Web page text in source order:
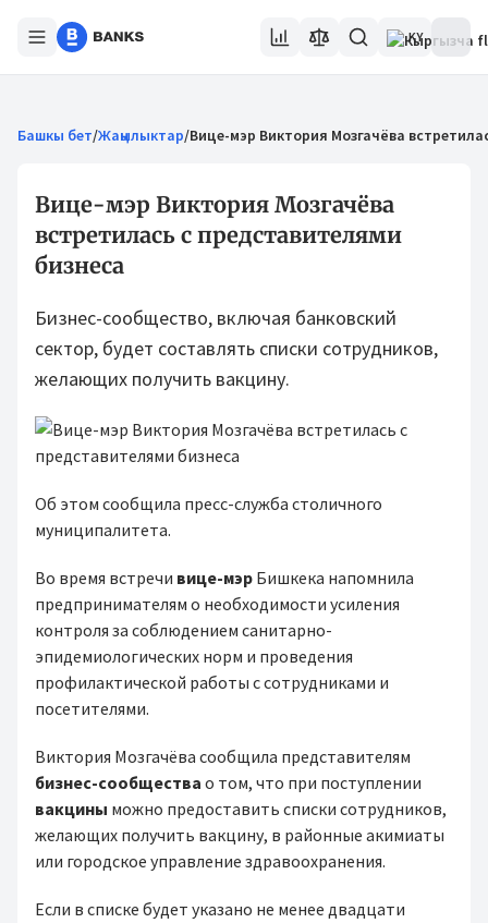
KY
Башкы бет/Жаңылыктар/Вице-мэр Виктория Мозгачёва
Вице-мэр Виктория Мозгачёва
встретилась с представителями
бизнеса
Бизнес-сообщество, включая банковский
сектор, будет составлять списки сотрудников,
желающих получить вакцину.
Об этом сообщила пресс-служба столичного
муниципалитета.
Во время встречи вице-мэр Бишкека напомнила
предпринимателям о необходимости усиления
контроля за соблюдением санитарно-
эпидемиологических норм и проведения
профилактической работы с сотрудниками и
посетителями.
Виктория Мозгачёва сообщила представителям
бизнес-сообщества о том, что при поступлении
вакцины можно предоставить списки сотрудников,
желающих получить вакцину, в районные акимиаты
или городское управление здравоохранения.
Если в списке будет указано не менее двадцати